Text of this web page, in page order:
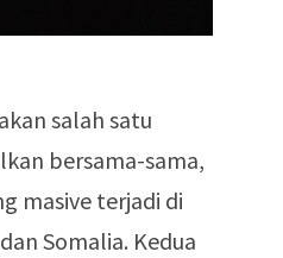
salah satu
bersama-sama,
masive terjadi di
Somalia. Kedua